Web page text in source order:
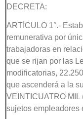
DECRETA:
ARTÍCULO 1°.-
remunerativa por
trabajadoras en
que se rijan por las
modificatorias,
que ascenderá a la
VEINTICUATRO
sujetos empleadores